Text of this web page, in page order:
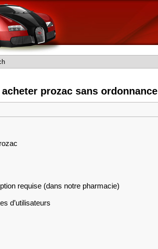
prozac sans ordonnance
requise (dans notre pharmacie)
d’utilisateurs